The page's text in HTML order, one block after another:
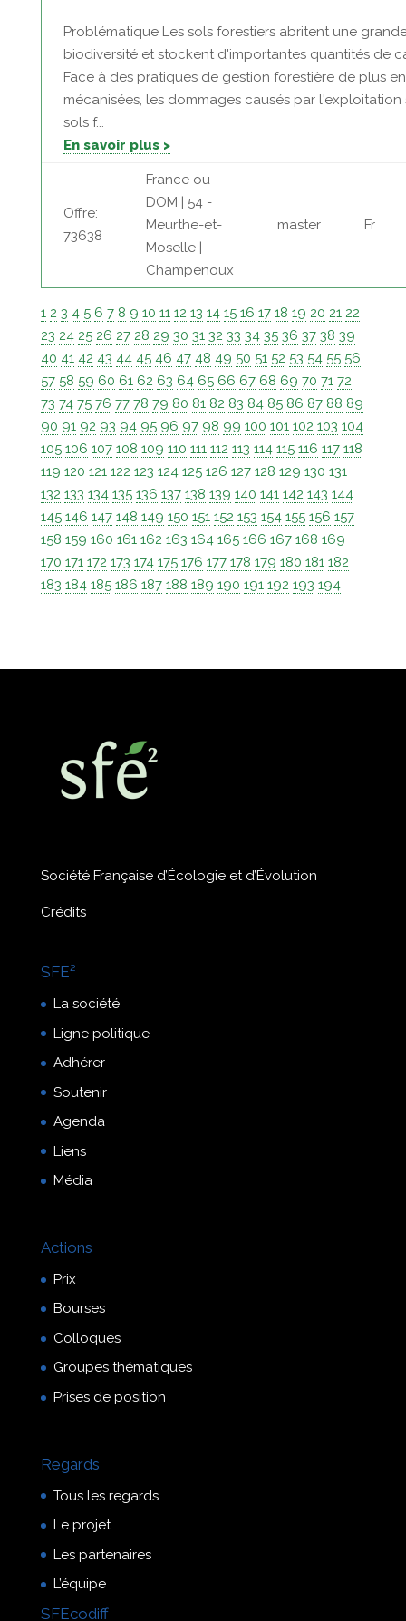
Problématique Les sols forestiers abritent une
biodiversité et stockent d'importantes quantités de
Face à des pratiques de gestion forestière de plus
mécanisées, les dommages causés par l'exploitation
sols f...
En savoir plus >
Offre:
73638
France ou
DOM | 54 -
Meurthe-et-
Moselle |
Champenoux
master Fr
1 2 3 4 5 6 7 8 9 10 11 12 13 14 15 16 17 18 19 20 21 22
23 24 25 26 27 28 29 30 31 32 33 34 35 36 37 38 39
40 41 42 43 44 45 46 47 48 49 50 51 52 53 54 55 56
57 58 59 60 61 62 63 64 65 66 67 68 69 70 71 72
73 74 75 76 77 78 79 80 81 82 83 84 85 86 87 88 89
90 91 92 93 94 95 96 97 98 99 100 101 102 103 104
105 106 107 108 109 110 111 112 113 114 115 116 117 118
119 120 121 122 123 124 125 126 127 128 129 130 131
132 133 134 135 136 137 138 139 140 141 142 143 144
145 146 147 148 149 150 151 152 153 154 155 156 157
158 159 160 161 162 163 164 165 166 167 168 169
170 171 172 173 174 175 176 177 178 179 180 181 182
183 184 185 186 187 188 189 190 191 192 193 194
Société Française d’Écologie et d’Évolution
Crédits
SFE²
La société
Ligne politique
Adhérer
Soutenir
Agenda
Liens
Média
Actions
Prix
Bourses
Colloques
Groupes thématiques
Prises de position
Regards
Tous les regards
Le projet
Les partenaires
L’équipe
SFEcodiff